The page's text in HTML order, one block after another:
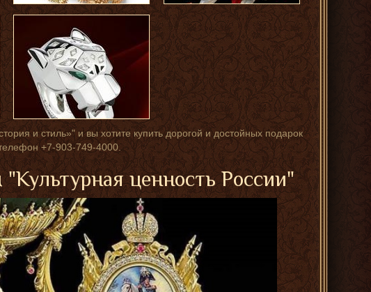
и стиль»" и вы хотите купить дорогой и достойных подарок
+7-903-749-4000.
ценность России"